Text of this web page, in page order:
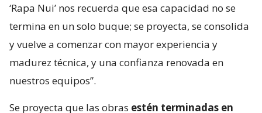
‘Rapa Nui’ nos recuerda que esa capacidad no se
termina en un solo buque; se proyecta, se consolida
y vuelve a comenzar con mayor experiencia y
madurez técnica, y una confianza renovada en
nuestros equipos”.
Se proyecta que las obras estén terminadas en